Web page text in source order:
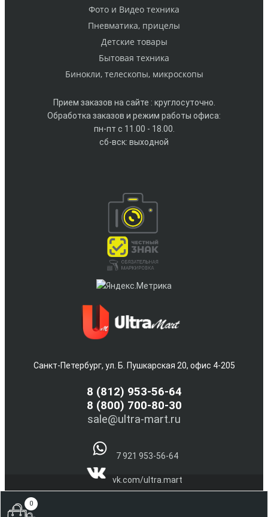
Фото и Видео техника
Пневматика, прицелы
Детские товары
Бытовая техника
Бинокли, телескопы, микроскопы
Прием заказов на сайте : круглосуточно.
Обработка заказов и режим работы офиса:
пн-пт с 11.00 - 18.00.
сб-вск: выходной
Санкт-Петербург, ул. Б. Пушкарская 20, офис 4-205
8 (812) 953-56-64
8 (800) 700-80-30
sale@ultra-mart.ru
7 921 953-56-64
vk.com/ultra.mart
0